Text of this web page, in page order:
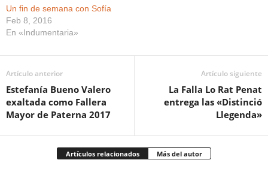
Además, Sofia Soler,…
Un fin de semana con Sofía
Feb 8, 2016
En «Indumentaria»
Artículo anterior
Estefanía Bueno Valero
exaltada como Fallera
Mayor de Paterna 2017
Artículo siguiente
La Falla Lo Rat Penat
entrega las «Distinció
Llegenda»
Artículos relacionados Más del autor